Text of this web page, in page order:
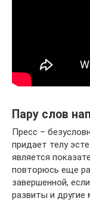
Пару слов
Пресс –
придает телу
является
повторюсь еще
завершенной,
развиты и